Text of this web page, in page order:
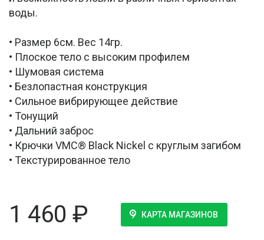
воды.
• Размер 6см. Вес 14гр.
• Плоское тело с высоким профилем
• Шумовая система
• Безлопастная конструкция
• Сильное вибрирующее действие
• Тонущий
• Дальний заброс
• Крючки VMC® Black Nickel с круглым загибом
• Текстурированное тело
1 460 ₽ КАРТА МАГАЗИНОВ